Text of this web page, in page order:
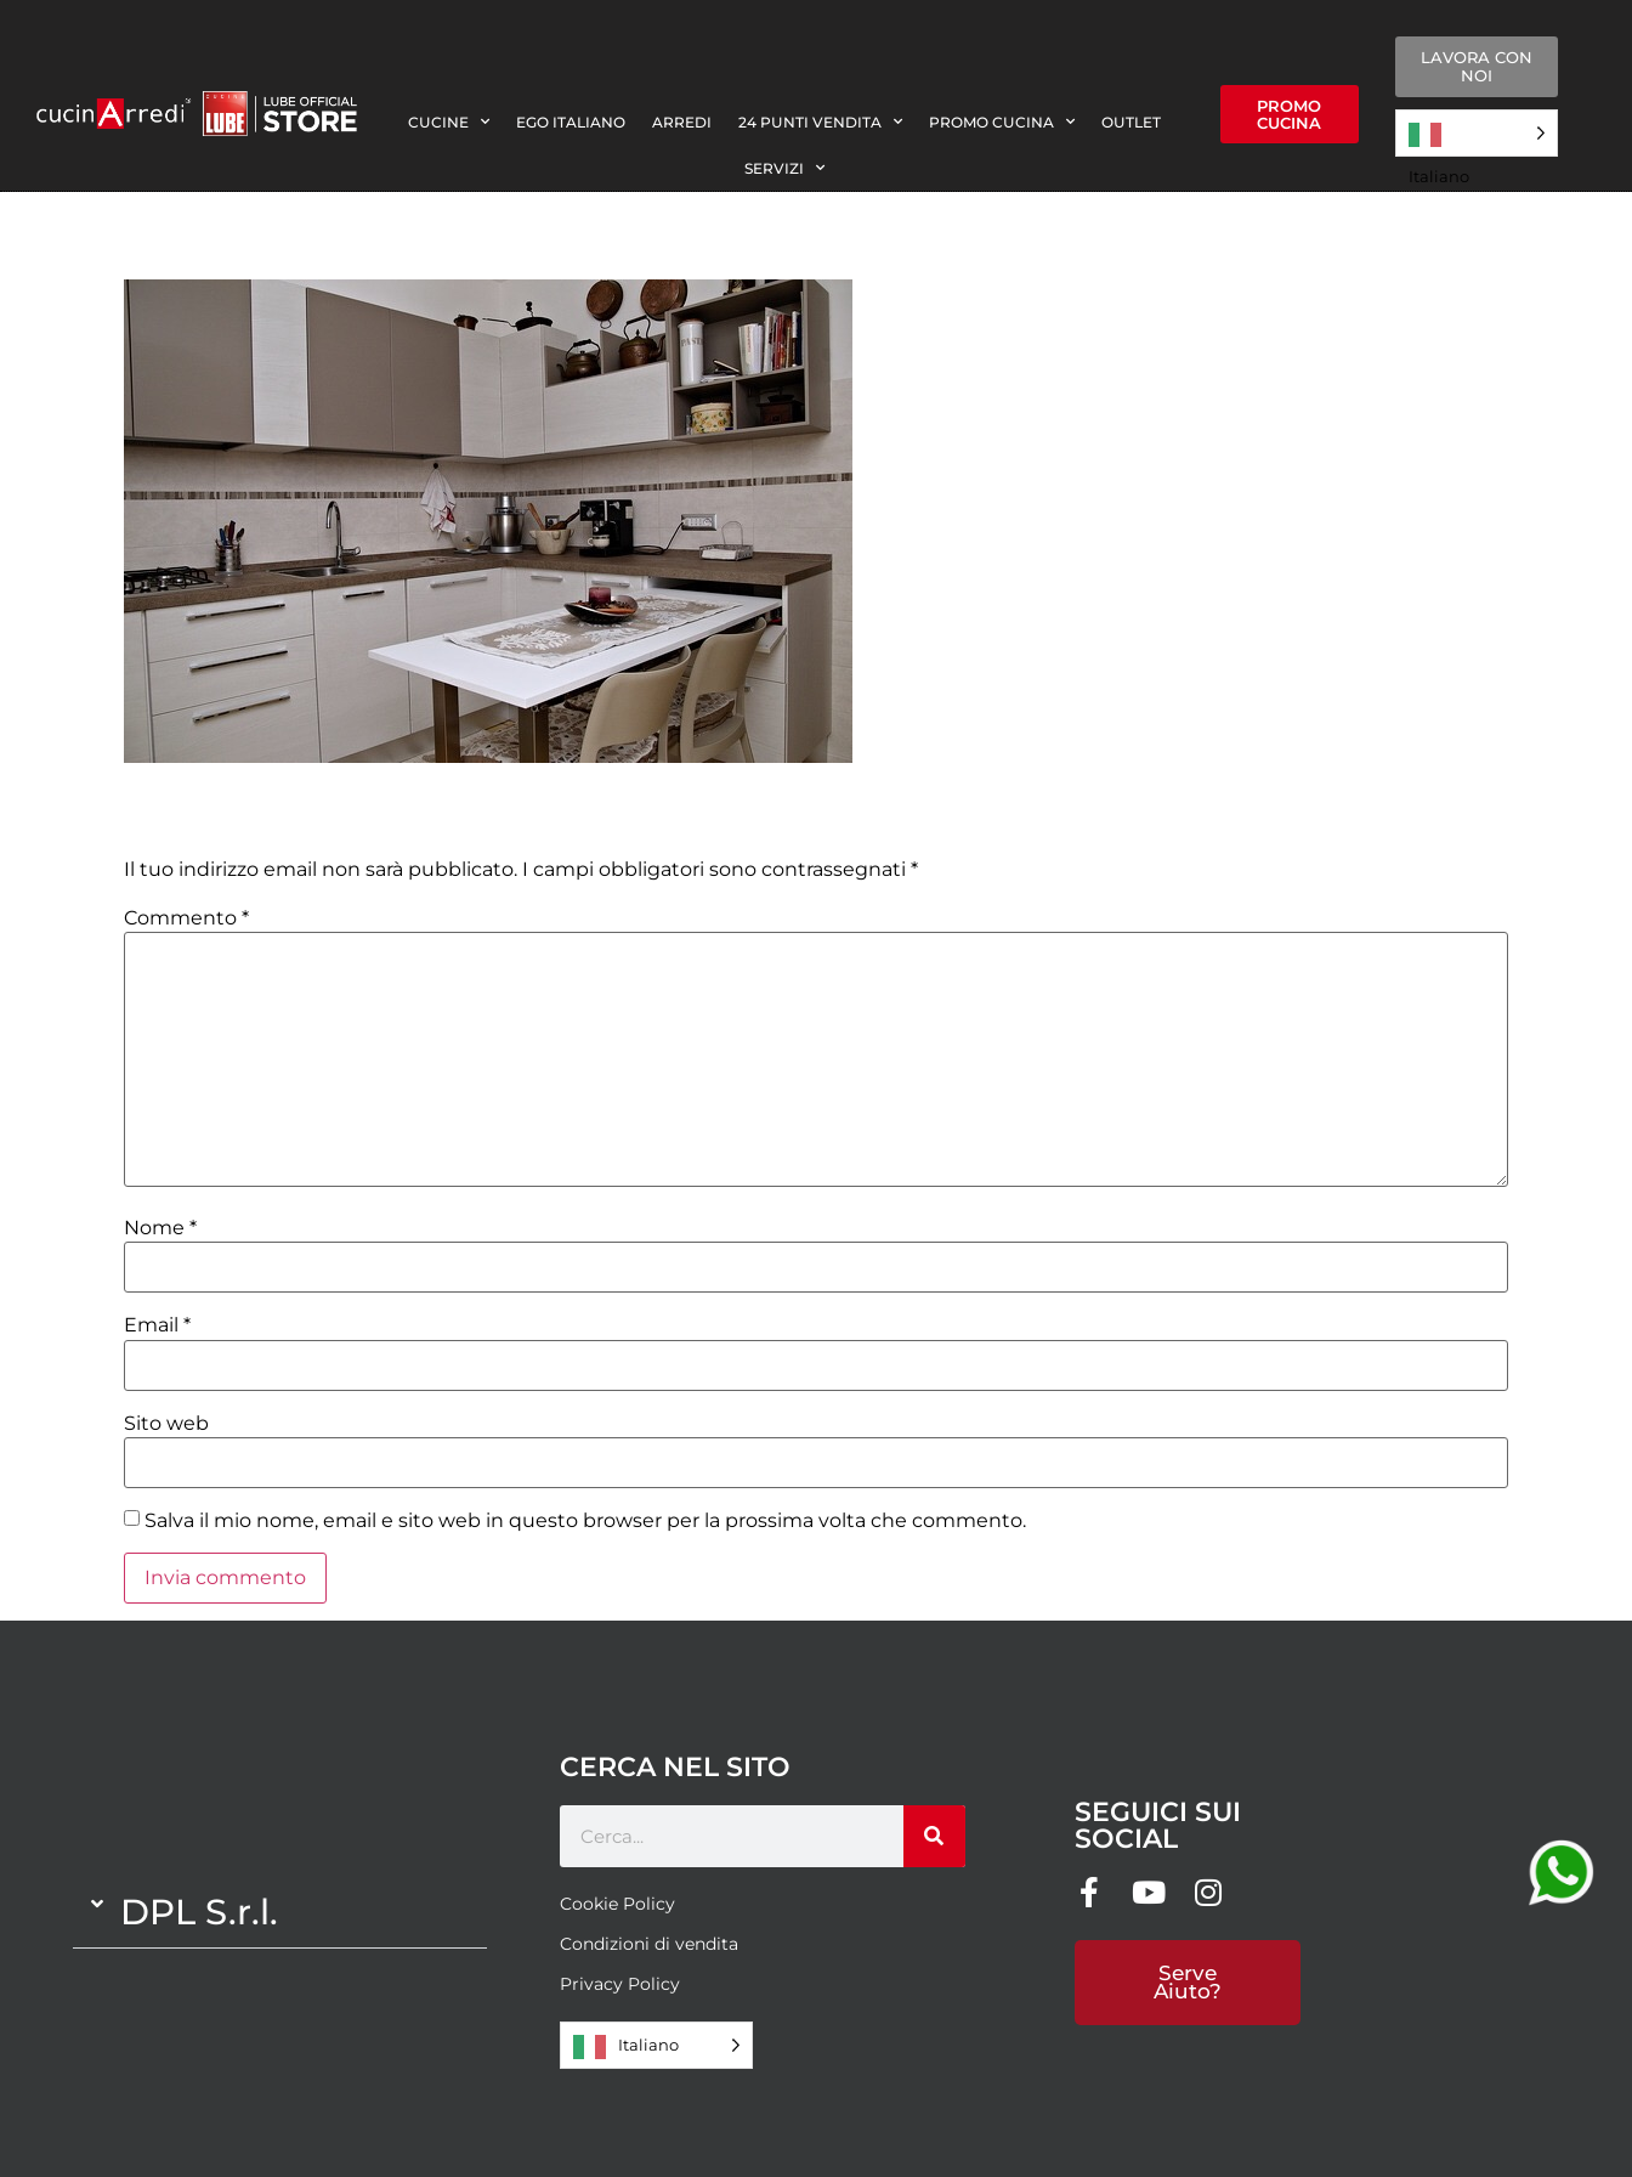
CUCINE EGO ITALIANO ARREDI 24 PUNTI VENDITA PROMO CUCINA OUTLET
SERVIZI
PROMO
CUCINA
LAVORA CON
NOI
Italiano
Il tuo indirizzo email non sarà pubblicato. I campi obbligatori sono contrassegnati *
Commento *
Nome *
Email *
Sito web
Salva il mio nome, email e sito web in questo browser per la prossima volta che commento.
DPL S.r.l.
CERCA NEL SITO
Cookie Policy
Condizioni di vendita
Privacy Policy
Italiano
SEGUICI SUI
SOCIAL
Serve
Aiuto?